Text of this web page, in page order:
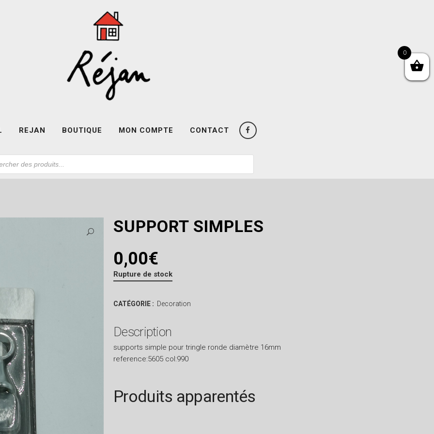
REJAN BOUTIQUE MON COMPTE CONTACT
SUPPORT SIMPLES
0,00€
Rupture de stock
CATÉGORIE : Decoration
Description
supports simple pour tringle ronde diamètre 16mm
reference:5605 col:990
Produits apparentés
0